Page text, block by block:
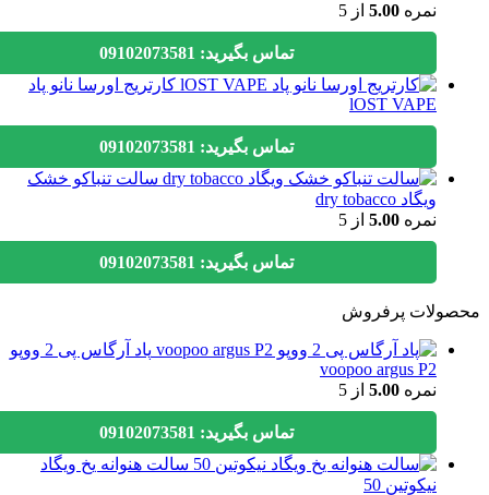
نمره5.00 از 5
تماس بگیرید: 09102073581
کارتریج اورسا نانو پاد
lOST VAPE
تماس بگیرید: 09102073581
سالت تنباکو خشک
ویگاد dry tobacco
نمره5.00 از 5
تماس بگیرید: 09102073581
پرفروش
پاد آرگاس پی 2 ووپو
voopoo argus P2
نمره5.00 از 5
تماس بگیرید: 09102073581
سالت هنوانه یخ ویگاد
نیکوتین 50